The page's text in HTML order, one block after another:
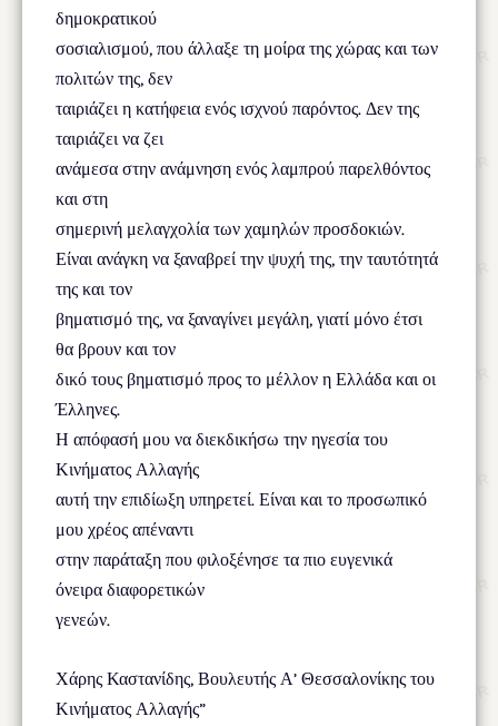
δημοκρατικού
σοσιαλισμού, που άλλαξε τη μοίρα της χώρας και των
πολιτών της, δεν
ταιριάζει η κατήφεια ενός ισχνού παρόντος. Δεν της
ταιριάζει να ζει
ανάμεσα στην ανάμνηση ενός λαμπρού παρελθόντος
και στη
σημερινή μελαγχολία των χαμηλών προσδοκιών.
Είναι ανάγκη να ξαναβρεί την ψυχή της, την ταυτότητά
της και τον
βηματισμό της, να ξαναγίνει μεγάλη, γιατί μόνο έτσι
θα βρουν και τον
δικό τους βηματισμό προς το μέλλον η Ελλάδα και οι
Έλληνες.
Η απόφασή μου να διεκδικήσω την ηγεσία του
Κινήματος Αλλαγής
αυτή την επιδίωξη υπηρετεί. Είναι και το προσωπικό
μου χρέος απέναντι
στην παράταξη που φιλοξένησε τα πιο ευγενικά
όνειρα διαφορετικών
γενεών.
Χάρης Καστανίδης, Βουλευτής Α’ Θεσσαλονίκης του
Κινήματος Αλλαγής”